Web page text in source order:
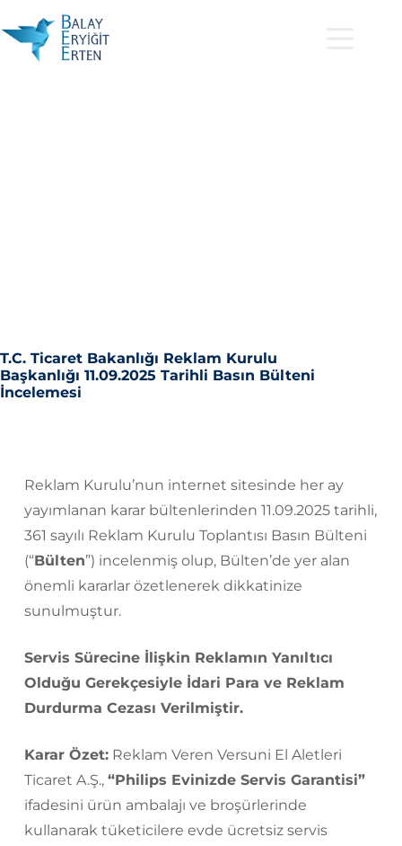
T.C. Ticaret Bakanlığı Reklam Kurulu
Başkanlığı 11.09.2025 Tarihli Basın Bülteni
İncelemesi
Reklam Kurulu’nun internet sitesinde her ay
yayımlanan karar bültenlerinden 11.09.2025 tarihli,
361 sayılı Reklam Kurulu Toplantısı Basın Bülteni
(“Bülten”) incelenmiş olup, Bülten’de yer alan
önemli kararlar özetlenerek dikkatinize
sunulmuştur.
Servis Sürecine İlişkin Reklamın Yanıltıcı
Olduğu Gerekçesiyle İdari Para ve Reklam
Durdurma Cezası Verilmiştir.
Karar Özet:Reklam Veren Versuni El Aletleri
Ticaret A.Ş., “Philips Evinizde Servis Garantisi”
ifadesini ürün ambalajı ve broşürlerinde
kullanarak tüketicilere evde ücretsiz servis